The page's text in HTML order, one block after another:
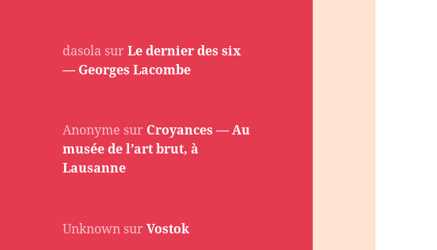
dasolasurLe dernier des six
— Georges Lacombe
Anonyme sur Croyances — Au
musée de l’art brut, à
Lausanne
UnknownsurVostok